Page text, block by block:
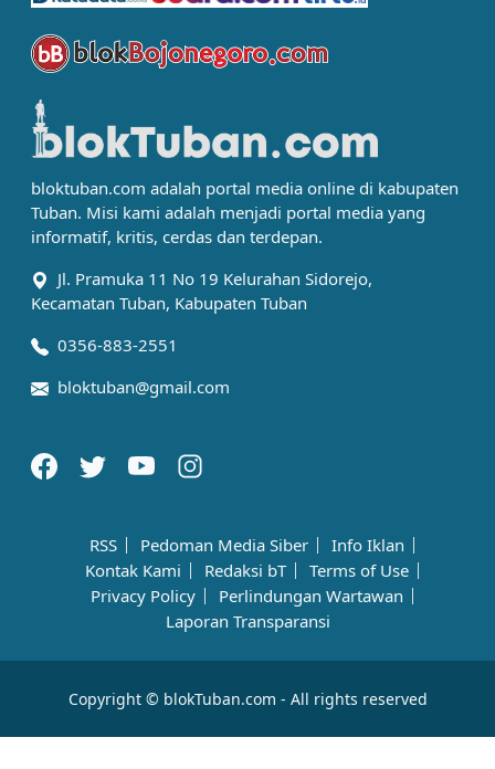
bloktuban.com adalah portal media online di kabupaten
Tuban. Misi kami adalah menjadi portal media yang
informatif, kritis, cerdas dan terdepan.
Jl. Pramuka 11 No 19 Kelurahan Sidorejo,
Kecamatan Tuban, Kabupaten Tuban
0356-883-2551
bloktuban@gmail.com
RSS Pedoman Media Siber
Info Iklan
Kontak Kami
Redaksi bT
Terms of Use
Privacy Policy
Perlindungan Wartawan
Laporan Transparansi
Copyright © blokTuban.com - All rights reserved